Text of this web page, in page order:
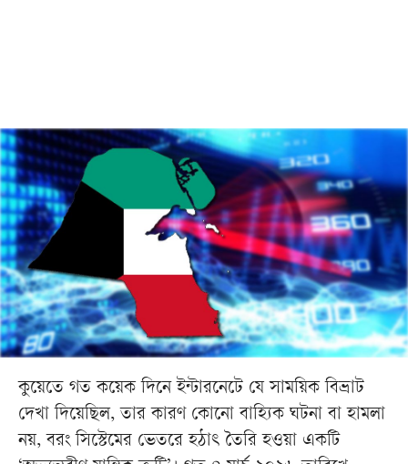
কুয়েতে গত কয়েক দিনে ইন্টারনেটে যে সাময়িক বিভ্রাট
দেখা দিয়েছিল, তার কারণ কোনো বাহ্যিক ঘটনা বা হামলা
নয়, বরং সিস্টেমের ভেতরে হঠাৎ তৈরি হওয়া একটি